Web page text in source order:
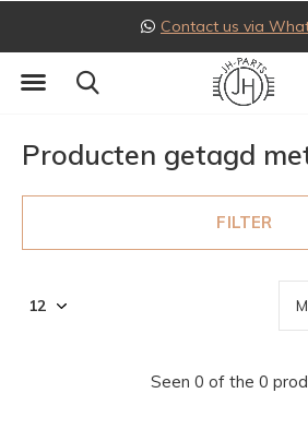
Contact us via
Producten getagd
FILTER
Seen 0 of the 0